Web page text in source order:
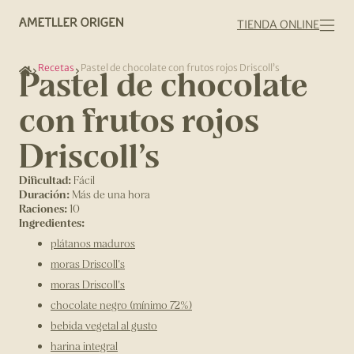
TIENDA ONLINE
Recetas Pastel de chocolate con frutos rojos Driscoll’s
Pastel de chocolate
con frutos rojos
Driscoll’s
Dificultad: Fácil
Duración: Más de una hora
Raciones:10
Ingredientes:
plátanos maduros
moras Driscoll's
moras Driscoll's
chocolate negro (mínimo 72%)
bebida vegetal al gusto
harina integral